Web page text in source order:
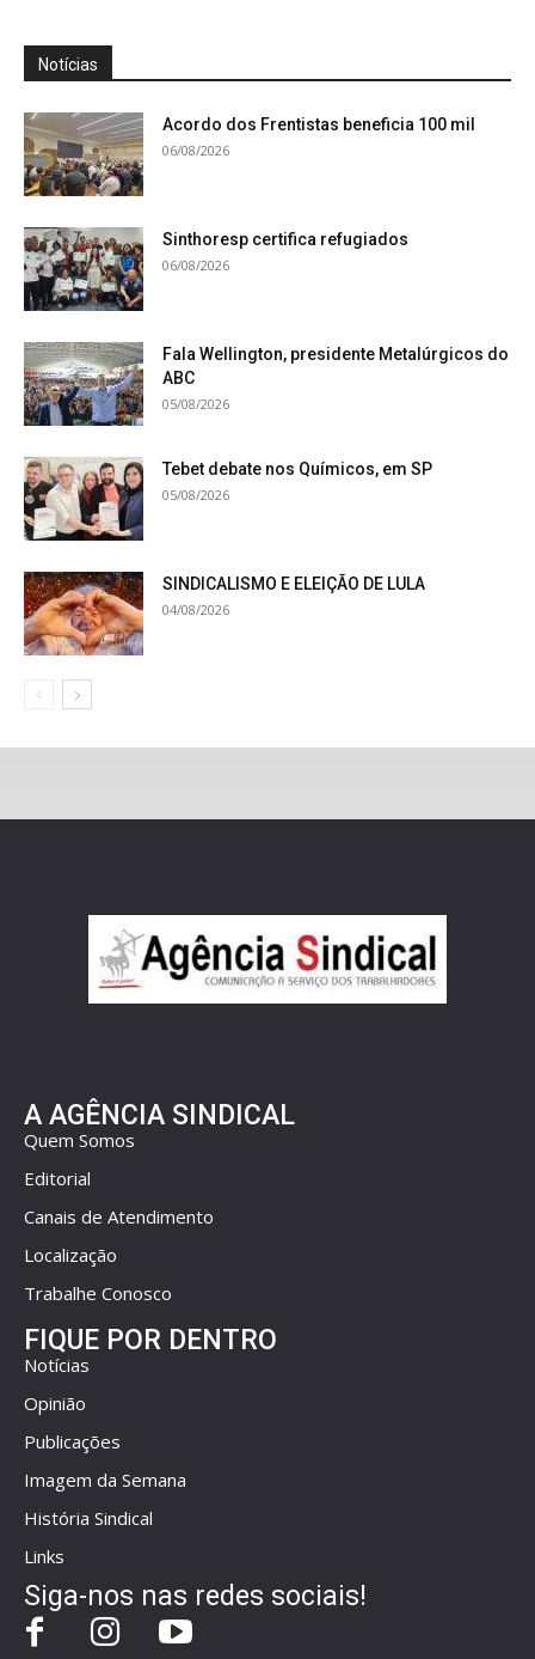
Notícias
Acordo dos Frentistas beneficia 100 mil
06/08/2026
Sinthoresp certifica refugiados
06/08/2026
Fala Wellington, presidente Metalúrgicos do
ABC
05/08/2026
Tebet debate nos Químicos, em SP
05/08/2026
SINDICALISMO E ELEIÇÃO DE LULA
04/08/2026
A AGÊNCIA SINDICAL
Quem Somos
Editorial
Canais de Atendimento
Localização
Trabalhe Conosco
FIQUE POR DENTRO
Notícias
Opinião
Publicações
Imagem da Semana
História Sindical
Links
Siga-nos nas redes sociais!